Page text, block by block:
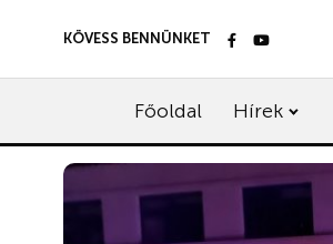
KÖVESS BENNÜNKET
Főoldal Hírek